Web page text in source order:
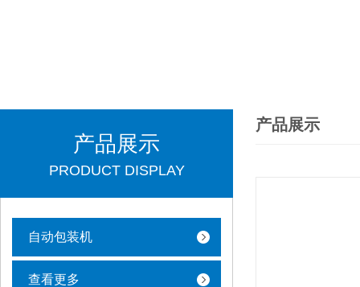
产品展示
PRODUCT DISPLAY
自动包装机
查看更多
产品展示